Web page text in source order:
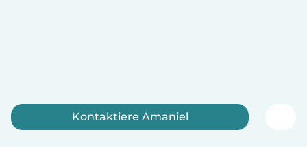
Kontaktiere Amaniel